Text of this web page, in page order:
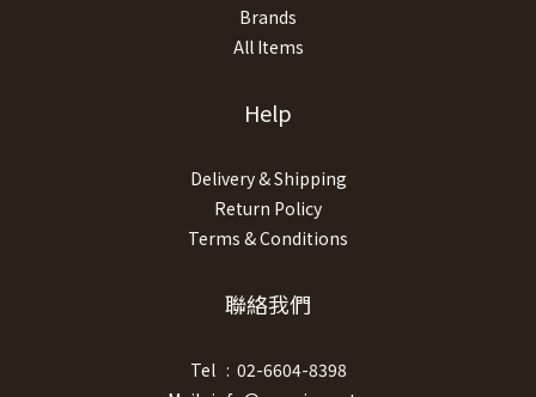
Brands
All Items
Help
Delivery & Shipping
Return Policy
Terms & Conditions
聯絡我們
Tel : 02-6604-8398